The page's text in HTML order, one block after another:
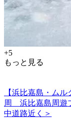
+5
もっと見る
【浜比嘉島・ム
周 浜比嘉島周遊
中道路近く＞